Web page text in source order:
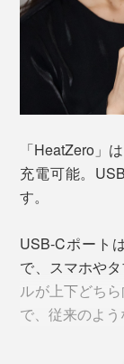
釘刺しなどの過酷な
追求しています。 メ
しないでください。
「準個体バッ
ありません。
が、一般的
は、-20〜60℃
安定して使用
Qi2仕様には
の互換性が含
ア。
最大15Wで
大7.5Wまで
マグネット
ウェイクア
表面磁束密度
とバッテリー
「HeatZero」
充電可能。
す。
USB-Cポート
で、スマホや
ルが上下どち
で、従来のよう